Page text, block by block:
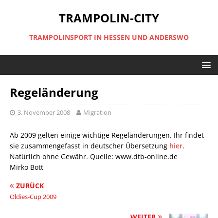
TRAMPOLIN-CITY
TRAMPOLINSPORT IN HESSEN UND ANDERSWO
Regeländerung
3. November 2008 Migration
Ab 2009 gelten einige wichtige Regeländerungen. Ihr findet
sie zusammengefasst in deutscher Übersetzung hier.
Natürlich ohne Gewähr. Quelle: www.dtb-online.de
Mirko Bott
ZURÜCK
Oldies-Cup 2009